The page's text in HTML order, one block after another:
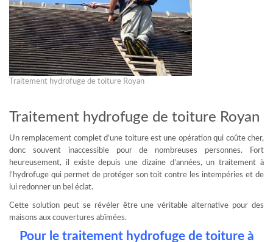
Traitement hydrofuge de toiture Royan
Traitement hydrofuge de toiture Royan
Un remplacement complet d’une toiture est une opération qui coûte cher,
donc souvent inaccessible pour de nombreuses personnes. Fort
heureusement, il existe depuis une dizaine d’années, un traitement à
l’hydrofuge qui permet de protéger son toit contre les intempéries et de
lui redonner un bel éclat.
Cette solution peut se révéler être une véritable alternative pour des
maisons aux couvertures abîmées.
Pour le traitement hydrofuge de toiture à